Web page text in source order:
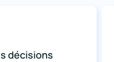
décisions